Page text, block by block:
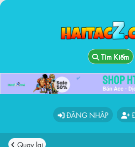
Tìm Kiếm
ĐĂNG NHẬP
Quay lại